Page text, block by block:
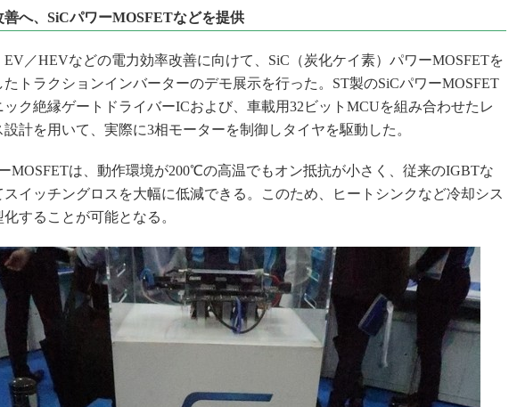
善へ、SiCパワーMOSFETなどを提供
／HEVなどの電力効率改善に向けて、SiC（炭化ケイ素）パワーMOSFETを
トラクションインバーターのデモ展示を行った。ST製のSiCパワーMOSFET
ック絶縁ゲートドライバーICおよび、車載用32ビットMCUを組み合わせたレ
設計を用いて、実際に3相モーターを制御しタイヤを駆動した。
MOSFETは、動作環境が200℃の高温でもオン抵抗が小さく、従来のIGBTな
スイッチングロスを大幅に低減できる。このため、ヒートシンクなど冷却シス
することが可能となる。